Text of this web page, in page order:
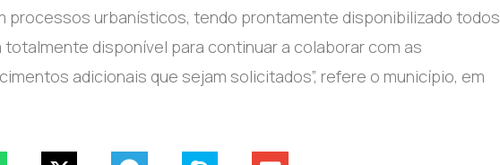
processos urbanísticos, tendo prontamente disponibilizado todos
disponível para continuar a colaborar com as
adicionais que sejam solicitados”, refere o município, em